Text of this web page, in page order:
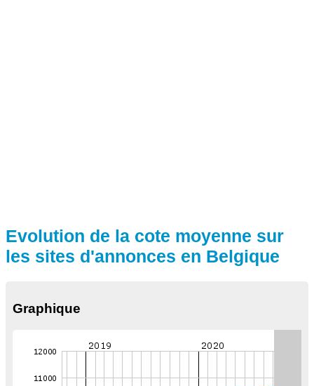
Evolution de la cote moyenne sur
les sites d'annonces en Belgique
Graphique